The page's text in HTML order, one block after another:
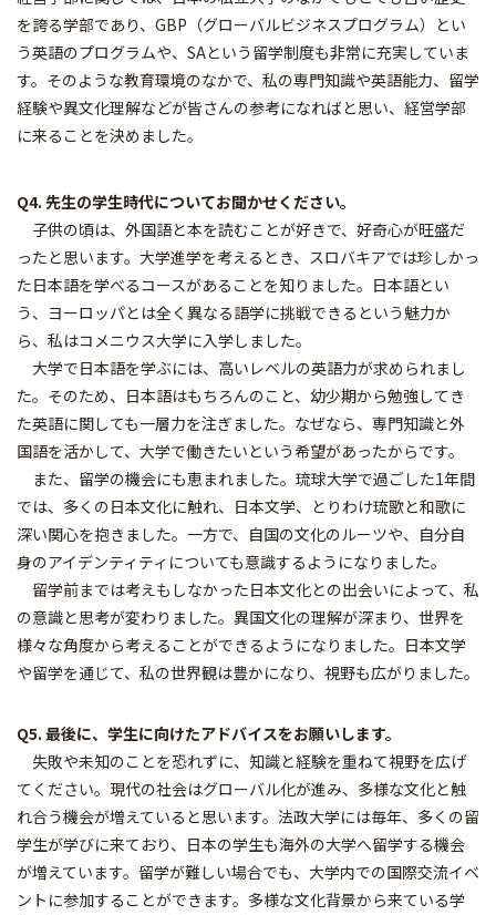
を誇る学部であり、GBP（グローバルビジネスプログラム）とい
う英語のプログラムや、SAという留学制度も非常に充実していま
す。そのような教育環境のなかで、私の専門知識や英語能力、留学
経験や異文化理解などが皆さんの参考になればと思い、経営学部
に来ることを決めました。
Q4. 先生の学生時代についてお聞かせください。
子供の頃は、外国語と本を読むことが好きで、好奇心が旺盛だ
ったと思います。大学進学を考えるとき、スロバキアでは珍しかっ
た日本語を学べるコースがあることを知りました。日本語とい
う、ヨーロッパとは全く異なる語学に挑戦できるという魅力か
ら、私はコメニウス大学に入学しました。
大学で日本語を学ぶには、高いレベルの英語力が求められまし
た。そのため、日本語はもちろんのこと、幼少期から勉強してき
た英語に関しても一層力を注ぎました。なぜなら、専門知識と外
国語を活かして、大学で働きたいという希望があったからです。
また、留学の機会にも恵まれました。琉球大学で過ごした1年間
では、多くの日本文化に触れ、日本文学、とりわけ琉歌と和歌に
深い関心を抱きました。一方で、自国の文化のルーツや、自分自
身のアイデンティティについても意識するようになりました。
留学前までは考えもしなかった日本文化との出会いによって、私
の意識と思考が変わりました。異国文化の理解が深まり、世界を
様々な角度から考えることができるようになりました。日本文学
や留学を通じて、私の世界観は豊かになり、視野も広がりました。
Q5. 最後に、学生に向けたアドバイスをお願いします。
失敗や未知のことを恐れずに、知識と経験を重ねて視野を広げ
てください。現代の社会はグローバル化が進み、多様な文化と触
れ合う機会が増えていると思います。法政大学には毎年、多くの留
学生が学びに来ており、日本の学生も海外の大学へ留学する機会
が増えています。留学が難しい場合でも、大学内での国際交流イベ
ントに参加することができます。多様な文化背景から来ている学